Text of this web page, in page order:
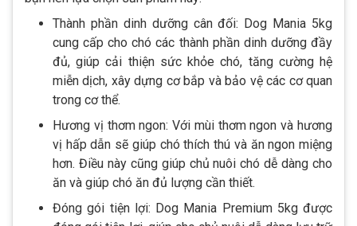
Thành phần dinh dưỡng cân đối: Dog Mania 5kg
cung cấp cho chó các thành phần dinh dưỡng đầy
đủ, giúp cải thiện sức khỏe chó, tăng cường hệ
miễn dịch, xây dựng cơ bắp và bảo vệ các cơ quan
trong cơ thể.
Hương vị thơm ngon: Với mùi thơm ngon và hương
vị hấp dẫn sẽ giúp chó thích thú và ăn ngon miệng
hơn. Điều này cũng giúp chủ nuôi chó dễ dàng cho
ăn và giúp chó ăn đủ lượng cần thiết.
Đóng gói tiện lợi: Dog Mania Premium 5kg được